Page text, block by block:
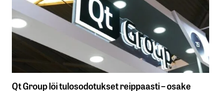
Qt Group löi tulosodotukset reippaasti – osake